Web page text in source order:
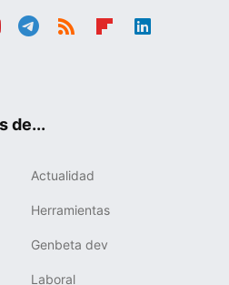
de...
Actualidad
Herramientas
Genbeta dev
Laboral